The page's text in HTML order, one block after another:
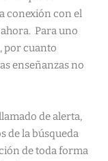
conexión con el
Para uno
por cuanto
enseñanzas no
de alerta,
de la búsqueda
de toda forma